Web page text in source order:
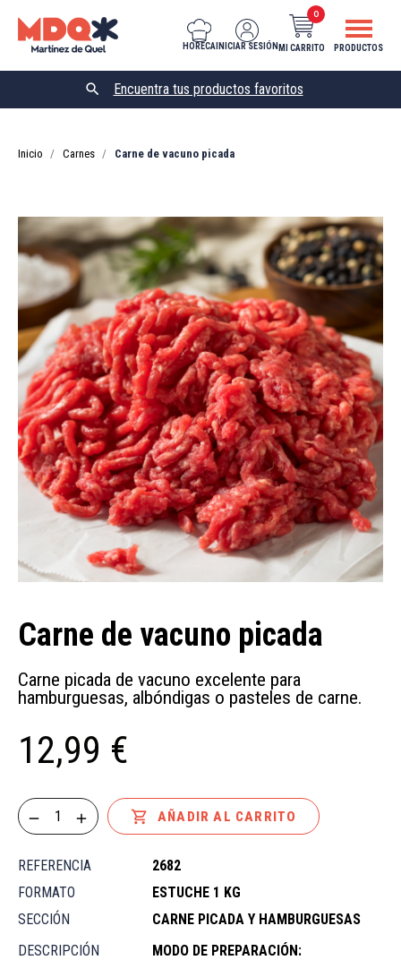
HORECA INICIAR SESIÓN MI CARRITO
0
PRODUCTOS

Inicio Carnes Carne de vacuno picada
Carne de vacuno picada
Carne picada de vacuno excelente para
hamburguesas, albóndigas o pasteles de carne.
12,99 €
 AÑADIR AL CARRITO
REFERENCIA
2682
FORMATO
ESTUCHE 1 KG
SECCIÓN
CARNE PICADA Y HAMBURGUESAS
DESCRIPCIÓN
MODO DE PREPARACIÓN: